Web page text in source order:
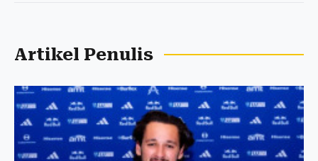
Artikel Penulis